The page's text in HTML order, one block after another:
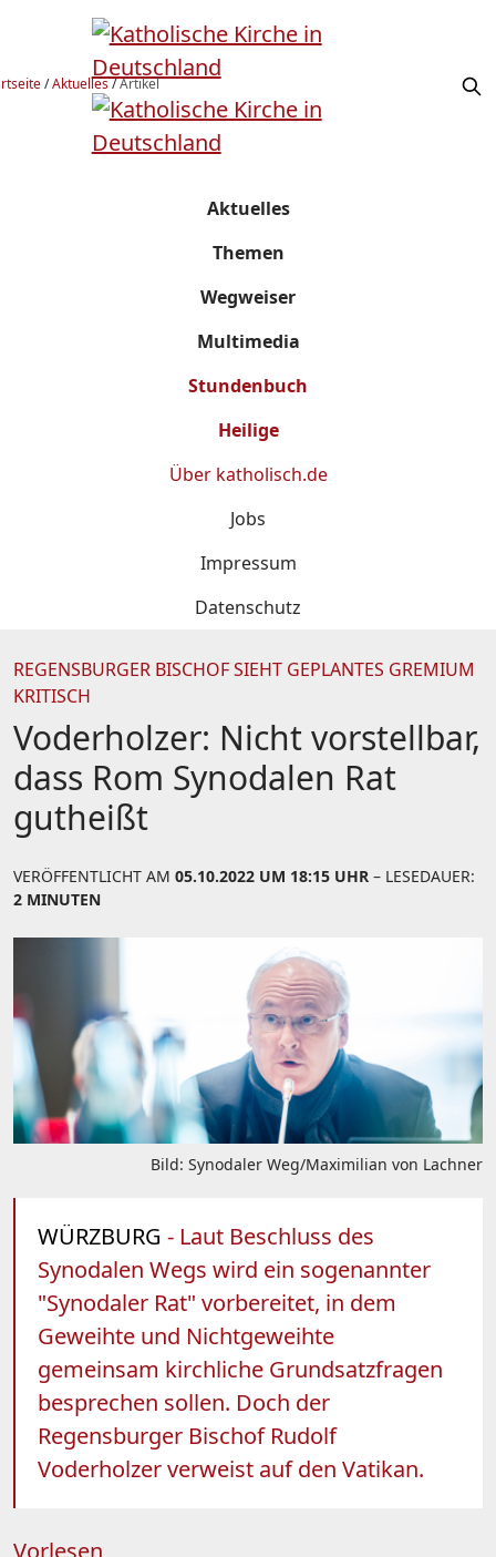
/Aktuelles/Artikel
Aktuelles
Themen
Wegweiser
Multimedia
Stundenbuch
Heilige
Über katholisch.de
Jobs
Impressum
Datenschutz
REGENSBURGER BISCHOF SIEHT GEPLANTES GREMIUM
KRITISCH
Voderholzer: Nicht vorstellbar,
dass Rom Synodalen Rat
gutheißt
VERÖFFENTLICHT AM 05.10.2022 UM 18:15 UHR – LESEDAUER:
2 MINUTEN
Bild: Synodaler Weg/Maximilian von Lachner
WÜRZBURG - Laut Beschluss des
Synodalen Wegs wird ein sogenannter
"Synodaler Rat" vorbereitet, in dem
Geweihte und Nichtgeweihte
gemeinsam kirchliche Grundsatzfragen
besprechen sollen. Doch der
Regensburger Bischof Rudolf
Voderholzer verweist auf den Vatikan.
Vorlesen